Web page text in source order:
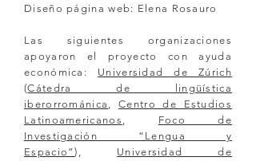
Diseño página web: Elena Rosauro
Las siguientes organizaciones
apoyaron el proyecto con ayuda
económica: Universidad de Zúrich
(Cátedra de lingüística
iberorrománica ,
Centro de Estudios
Latinoamericanos , Foco de
Investigación “Lengua y
Espacio”), Universidad de